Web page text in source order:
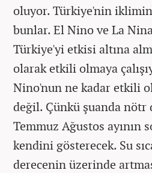
oluyor. Türkiye'nin
bunlar. El Nino ve La
Türkiye'yi etkisi altına
olarak etkili olmaya
Nino'nun ne kadar etkili
değil. Çünkü şuanda nötr
Temmuz Ağustos ayının
kendini gösterecek. Su
derecenin üzerinde